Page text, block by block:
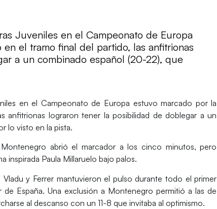
Juveniles en el Campeonato de Europa
el tramo final del partido, las anfitrionas
a un combinado español (20-22), que
en el Campeonato de Europa estuvo marcado por la
anfitrionas lograron tener la posibilidad de doblegar a un
lo visto en la pista.
abrió el marcador a los cinco minutos, pero
inspirada Paula Millaruelo bajo palos.
y Ferrermantuvieron el pulso durante todo el primer
España. Una exclusión a Montenegro permitió a las de
al descanso con un 11-8 que invitaba al optimismo.